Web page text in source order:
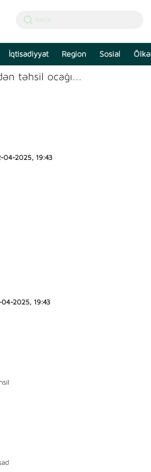
İqtisadiyyat Region Sosial Ölkə
təhsil ocağı...
04-2025, 19:43
04-2025, 19:43